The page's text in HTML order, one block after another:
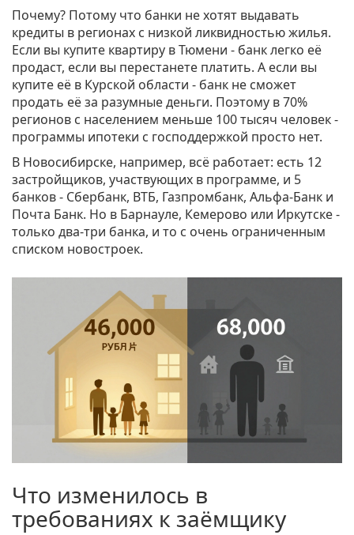
Почему? Потому что банки не хотят выдавать
кредиты в регионах с низкой ликвидностью жилья.
Если вы купите квартиру в Тюмени - банк легко её
продаст, если вы перестанете платить. А если вы
купите её в Курской области - банк не сможет
продать её за разумные деньги. Поэтому в 70%
регионов с населением меньше 100 тысяч человек -
программы ипотеки с господдержкой просто нет.
В Новосибирске, например, всё работает: есть 12
застройщиков, участвующих в программе, и 5
банков - Сбербанк, ВТБ, Газпромбанк, Альфа-Банк и
Почта Банк. Но в Барнауле, Кемерово или Иркутске -
только два-три банка, и то с очень ограниченным
списком новостроек.
Что изменилось в
требованиях к заёмщику